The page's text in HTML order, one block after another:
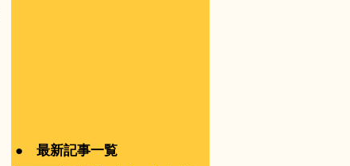
● 最新記事一覧